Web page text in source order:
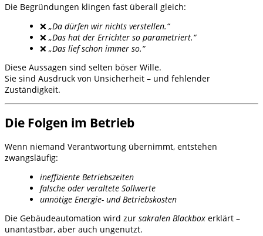
Die Begründungen klingen fast überall gleich:
❌ „Da dürfen wir nichts verstellen.“
❌ „Das hat der Errichter so parametriert.“
❌ „Das lief schon immer so.“
Diese Aussagen sind selten böser Wille.
Sie sind Ausdruck von Unsicherheit – und fehlender
Zuständigkeit.
Die Folgen im Betrieb
Wenn niemand Verantwortung übernimmt, entstehen
zwangsläufig:
ineffiziente Betriebszeiten
falsche oder veraltete Sollwerte
unnötige Energie- und Betriebskosten
Die Gebäudeautomation wird zur sakralen Blackbox erklärt –
unantastbar, aber auch ungenutzt.